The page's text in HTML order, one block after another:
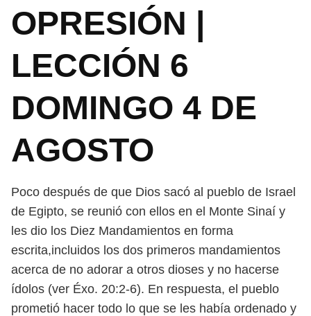
OPRESIÓN |
LECCIÓN 6
DOMINGO 4 DE
AGOSTO
Poco después de que Dios sacó al pueblo de Israel
de Egipto, se reunió con ellos en el Monte Sinaí y
les dio los Diez Mandamientos en forma
escrita,incluidos los dos primeros mandamientos
acerca de no adorar a otros dioses y no hacerse
ídolos (ver Éxo. 20:2-6). En respuesta, el pueblo
prometió hacer todo lo que se les había ordenado y